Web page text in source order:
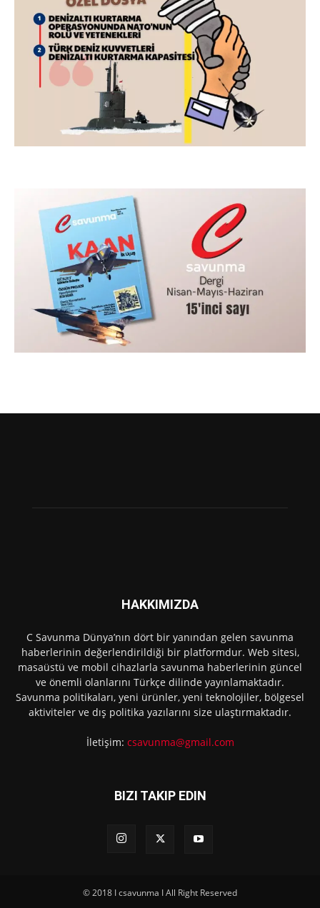
HAKKIMIZDA
C Savunma Dünya’nın dört bir yanından gelen savunma
haberlerinin değerlendirildiği bir platformdur. Web sitesi,
masaüstü ve mobil cihazlarla savunma haberlerinin güncel
ve önemli olanlarını Türkçe dilinde yayınlamaktadır.
Savunma politikaları, yeni ürünler, yeni teknolojiler, bölgesel
aktiviteler ve dış politika yazılarını size ulaştırmaktadır.
İletişim: csavunma@gmail.com
BIZI TAKIP EDIN
© 2018 I csavunma I All Right Reserved